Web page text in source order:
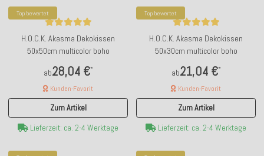
Top bewertet
H.O.C.K. Akasma Dekokissen
50x50cm multicolor boho
ab28,04 €*
Kunden-Favorit
Zum Artikel
Lieferzeit: ca. 2-4 Werktage
Top bewertet
H.O.C.K. Akasma Dekokissen
50x30cm multicolor boho
ab21,04 €*
Kunden-Favorit
Zum Artikel
Lieferzeit: ca. 2-4 Werktage